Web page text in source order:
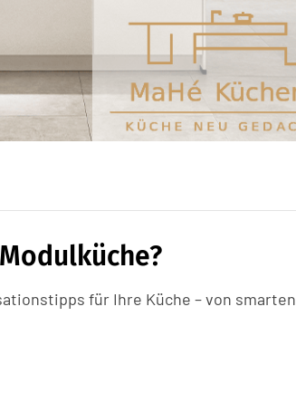
für Ihre Küche – von smarten